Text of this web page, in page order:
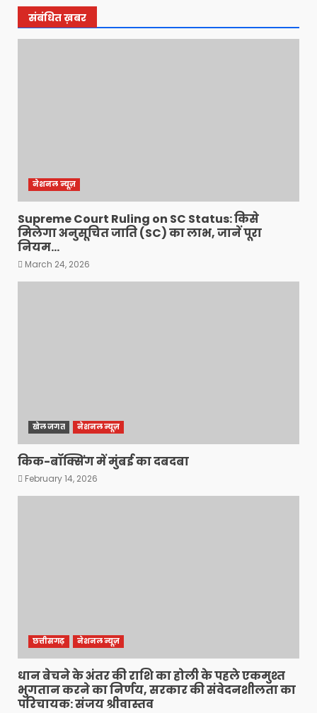
संबंधित ख़बर
नेशनल न्यूज़
Supreme Court Ruling on SC Status: किसे
मिलेगा अनुसूचित जाति (SC) का लाभ, जानें पूरा
नियम…
March 24, 2026
खेल जगत नेशनल न्यूज़
किक-बॉक्सिंग में मुंबई का दबदबा
February 14, 2026
छत्तीसगढ़ नेशनल न्यूज़
धान बेचने के अंतर की राशि का होली के पहले एकमुश्त
भुगतान करने का निर्णय, सरकार की संवेदनशीलता का
परिचायक: संजय श्रीवास्तव